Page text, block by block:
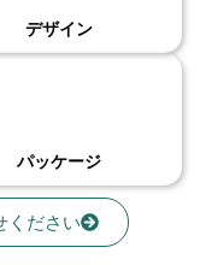
デザイン
パッケージ
ください